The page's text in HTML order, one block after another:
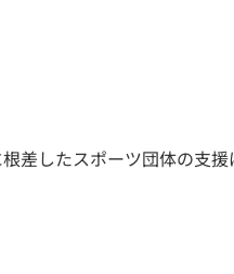
したスポーツ団体の支